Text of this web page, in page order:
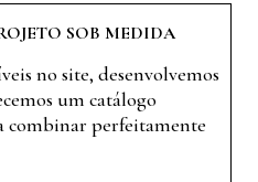
SOB MEDIDA
no site, desenvolvemos
um catálogo
combinar perfeitamente